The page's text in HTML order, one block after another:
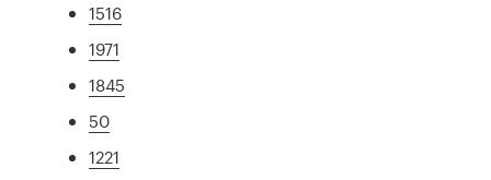
1516
1971
1845
50
1221